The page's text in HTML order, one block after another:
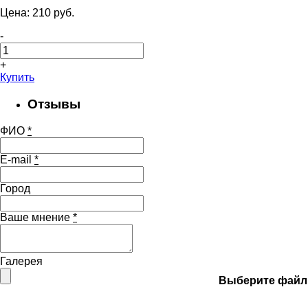
Цена: 210 pуб.
-
+
Купить
Отзывы
ФИО *
E-mail *
Город
Ваше мнение *
Галерея
Выберите файл